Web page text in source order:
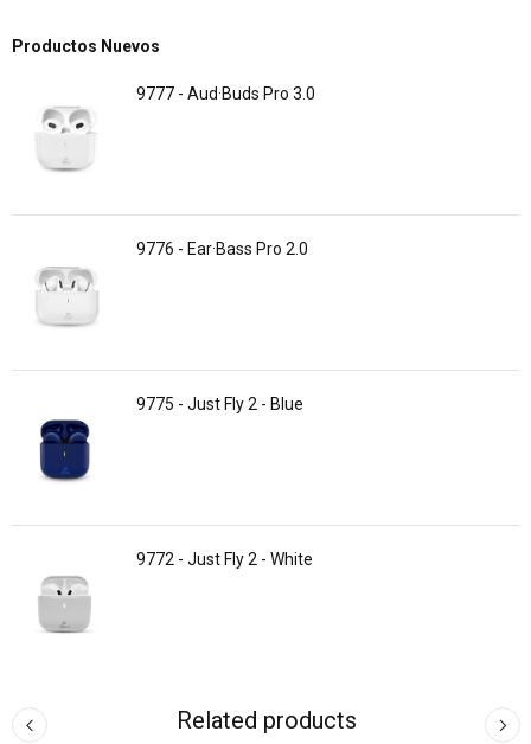
Productos Nuevos
9777 - Aud·Buds Pro 3.0
9776 - Ear·Bass Pro 2.0
9775 - Just Fly 2 - Blue
9772 - Just Fly 2 - White
Related products